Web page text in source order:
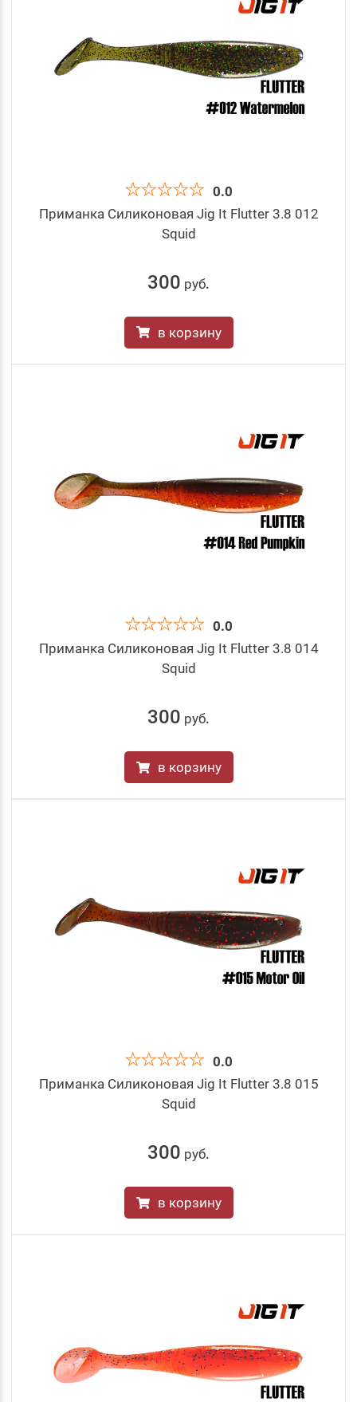
0.0
Приманка Силиконовая Jig It Flutter 3.8 012
Squid
300 руб.
в корзину
0.0
Приманка Силиконовая Jig It Flutter 3.8 014
Squid
300 руб.
в корзину
0.0
Приманка Силиконовая Jig It Flutter 3.8 015
Squid
300 руб.
в корзину